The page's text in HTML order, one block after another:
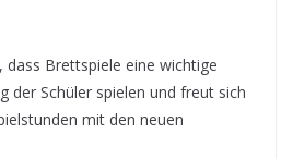
dass Brettspiele eine wichtige
der Schüler spielen und freut sich
mit den neuen